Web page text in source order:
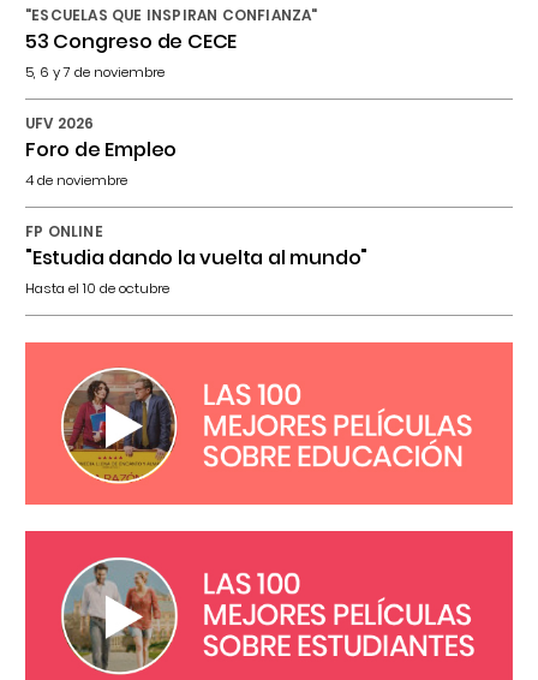
"ESCUELAS QUE INSPIRAN CONFIANZA"
53 Congreso de CECE
5, 6 y 7 de noviembre
UFV 2026
Foro de Empleo
4 de noviembre
FP ONLINE
"Estudia dando la vuelta al mundo"
Hasta el 10 de octubre